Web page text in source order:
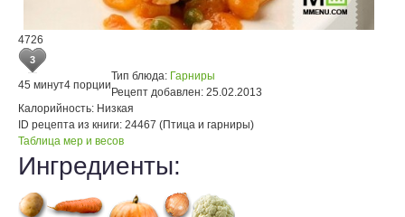
4726
3
45 минут4 порции
Тип блюда: Гарниры
Рецепт добавлен: 25.02.2013
Калорийность: Низкая
ID рецепта из книги: 24467 (Птица и гарниры)
Таблица мер и весов
Ингредиенты: